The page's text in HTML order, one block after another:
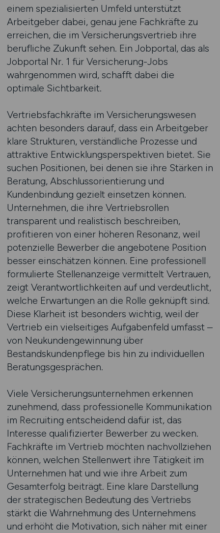
einem spezialisierten Umfeld unterstützt
Arbeitgeber dabei, genau jene Fachkräfte zu
erreichen, die im Versicherungsvertrieb ihre
berufliche Zukunft sehen. Ein Jobportal, das als
Jobportal Nr. 1 für Versicherung-Jobs
wahrgenommen wird, schafft dabei die
optimale Sichtbarkeit.
Vertriebsfachkräfte im Versicherungswesen
achten besonders darauf, dass ein Arbeitgeber
klare Strukturen, verständliche Prozesse und
attraktive Entwicklungsperspektiven bietet. Sie
suchen Positionen, bei denen sie ihre Stärken in
Beratung, Abschlussorientierung und
Kundenbindung gezielt einsetzen können.
Unternehmen, die ihre Vertriebsrollen
transparent und realistisch beschreiben,
profitieren von einer höheren Resonanz, weil
potenzielle Bewerber die angebotene Position
besser einschätzen können. Eine professionell
formulierte Stellenanzeige vermittelt Vertrauen,
zeigt Verantwortlichkeiten auf und verdeutlicht,
welche Erwartungen an die Rolle geknüpft sind.
Diese Klarheit ist besonders wichtig, weil der
Vertrieb ein vielseitiges Aufgabenfeld umfasst –
von Neukundengewinnung über
Bestandskundenpflege bis hin zu individuellen
Beratungsgesprächen.
Viele Versicherungsunternehmen erkennen
zunehmend, dass professionelle Kommunikation
im Recruiting entscheidend dafür ist, das
Interesse qualifizierter Bewerber zu wecken.
Fachkräfte im Vertrieb möchten nachvollziehen
können, welchen Stellenwert ihre Tätigkeit im
Unternehmen hat und wie ihre Arbeit zum
Gesamterfolg beiträgt. Eine klare Darstellung
der strategischen Bedeutung des Vertriebs
stärkt die Wahrnehmung des Unternehmens
und erhöht die Motivation, sich näher mit einer